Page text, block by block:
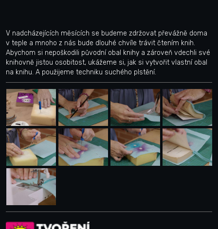
V nadcházejících měsících se budeme zdržovat převážně doma
v teple a mnoho z nás bude dlouhé chvíle trávit čtením knih.
Abychom si nepoškodili původní obal knihy a zároveň vdechli své
knihovně jistou osobitost, ukážeme si, jak si vytvořit vlastní obal
na knihu. A použijeme techniku suchého plstění.